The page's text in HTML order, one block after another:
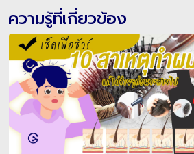
ความรู้ที่เกี่ยวข้อง